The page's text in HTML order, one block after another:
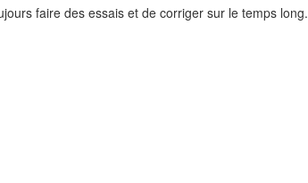
faire des essais et de corriger sur le temps long.